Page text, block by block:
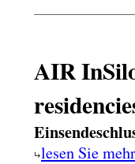
AIR
lesen Sie mehr